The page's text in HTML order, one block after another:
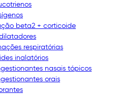
beta2 + corticoide
respiratórias
inalatórios
nasais tópicos
orais